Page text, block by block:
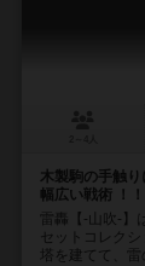
木製駒の手触
幅広い戦術 ！！
雷轟【-山吹-】
セットコレク
塔を建てて、